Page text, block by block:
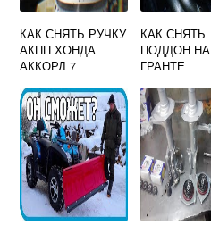
КАК СНЯТЬ РУЧКУ
АКПП ХОНДА
АККОРД 7
КАК СНЯТЬ
ПОДДОН НА
ГРАНТЕ